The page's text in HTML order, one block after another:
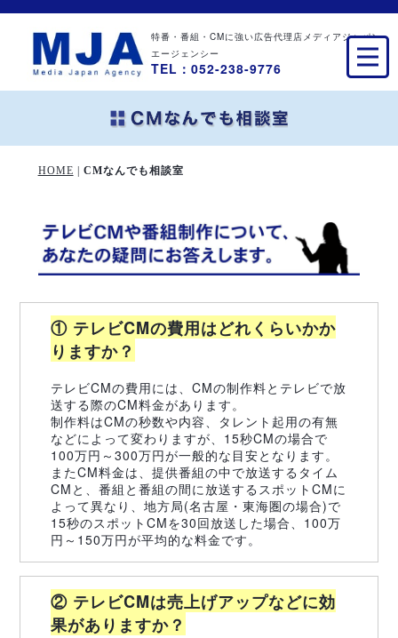
特番・番組・CMに強い広告代理店メディアジャパン
エージェンシー
TEL：052-238-9776
HOME CMなんでも相談室
① テレビCMの費用はどれくらいかか
りますか？
テレビCMの費用には、CMの制作料とテレビで放
送する際のCM料金があります。
制作料はCMの秒数や内容、タレント起用の有無
などによって変わりますが、15秒CMの場合で
100万円～300万円が一般的な目安となります。
またCM料金は、提供番組の中で放送するタイム
CMと、番組と番組の間に放送するスポットCMに
よって異なり、地方局(名古屋・東海圏の場合)で
15秒のスポットCMを30回放送した場合、100万
円～150万円が平均的な料金です。
② テレビCMは売上げアップなどに効
果がありますか？